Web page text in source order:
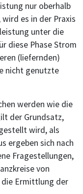
nur oberhalb
es in der Praxis
unter die
diese Phase Strom
(liefernden)
nicht genutzte
werden wie die
der Grundsatz,
wird, als
ergeben sich nach
Fragestellungen,
von
die Ermittlung der